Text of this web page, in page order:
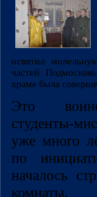
освятил
частей
храме была
Это
студенты-
уже много
по
началось
комнаты.